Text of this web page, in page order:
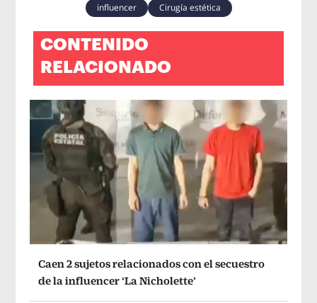
influencer Cirugía estética
CONTENIDO
RELACIONADO
Caen 2 sujetos relacionados con el secuestro
de la influencer ‘La Nicholette’